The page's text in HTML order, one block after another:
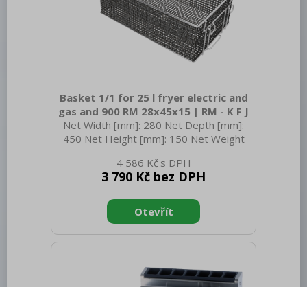
Basket 1/1 for 25 l fryer electric and
gas and 900 RM 28x45x15 | RM - K F J
Net Width [mm]: 280 Net Depth [mm]:
450 Net Height [mm]: 150 Net Weight
depth [mm]: 600 Gross Height [mm]:
300 Gross Weight [kg]: 3.50 Material:
4 586 Kč
3 790 Kč bez DPH